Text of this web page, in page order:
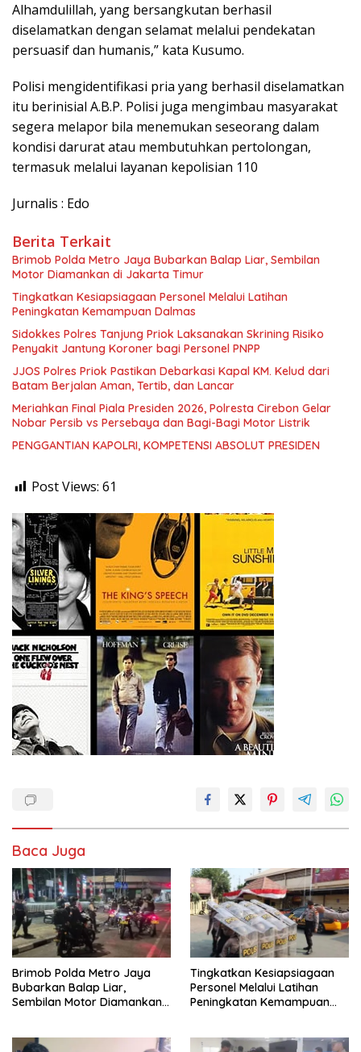
Alhamdulillah, yang bersangkutan berhasil
diselamatkan dengan selamat melalui pendekatan
persuasif dan humanis,” kata Kusumo.
Polisi mengidentifikasi pria yang berhasil diselamatkan
itu berinisial A.B.P. Polisi juga mengimbau masyarakat
segera melapor bila menemukan seseorang dalam
kondisi darurat atau membutuhkan pertolongan,
termasuk melalui layanan kepolisian 110
Jurnalis : Edo
Berita Terkait
Brimob Polda Metro Jaya Bubarkan Balap Liar, Sembilan
Motor Diamankan di Jakarta Timur
Tingkatkan Kesiapsiagaan Personel Melalui Latihan
Peningkatan Kemampuan Dalmas
Sidokkes Polres Tanjung Priok Laksanakan Skrining Risiko
Penyakit Jantung Koroner bagi Personel PNPP
JJOS Polres Priok Pastikan Debarkasi Kapal KM. Kelud dari
Batam Berjalan Aman, Tertib, dan Lancar
Meriahkan Final Piala Presiden 2026, Polresta Cirebon Gelar
Nobar Persib vs Persebaya dan Bagi-Bagi Motor Listrik
PENGGANTIAN KAPOLRI, KOMPETENSI ABSOLUT PRESIDEN
Post Views: 61
Baca Juga
Brimob Polda Metro Jaya
Bubarkan Balap Liar,
Sembilan Motor Diamankan
Tingkatkan Kesiapsiagaan
Personel Melalui Latihan
Peningkatan Kemampuan